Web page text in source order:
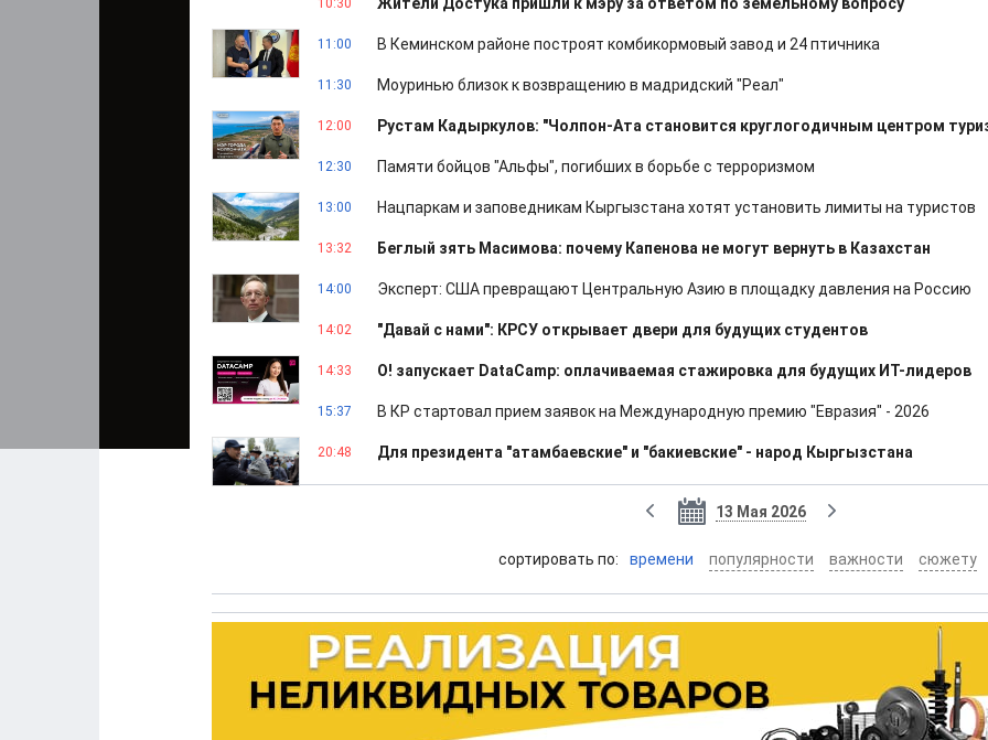
10:30
11:00 В Кеминском районе построят комбикормовый завод и 24 птичника
11:30 Моуринью близок к возвращению в мадридский "Реал"
12:00 Рустам Кадыркулов: "Чолпон-Ата становится круглогодичным центром
12:30 Памяти бойцов "Альфы", погибших в борьбе с терроризмом
13:00 Нацпаркам и заповедникам Кыргызстана хотят установить лимиты на туристов
13:32 Беглый зять Масимова: почему Капенова не могут вернуть в Казахстан
14:00 Эксперт: США превращают Центральную Азию в площадку давления на Россию
14:02 "Давай с нами": КРСУ открывает двери для будущих студентов
14:33 О! запускает DataCamp: оплачиваемая стажировка для будущих ИТ-лидеров
15:37 В КР стартовал прием заявок на Международную премию "Евразия" - 2026
20:48 Для президента "атамбаевские" и "бакиевские" - народ Кыргызстана
13 Мая 2026
cортировать по: времени популярности важности сюжету